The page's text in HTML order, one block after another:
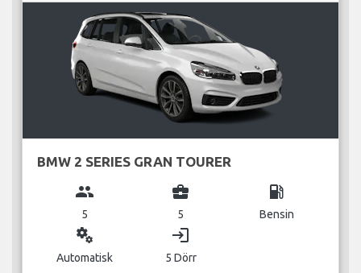
BMW 2 SERIES GRAN TOURER
group
5
business_center
5
local_gas_station
Bensin
miscellaneous_services
Automatisk
login
5 Dörr